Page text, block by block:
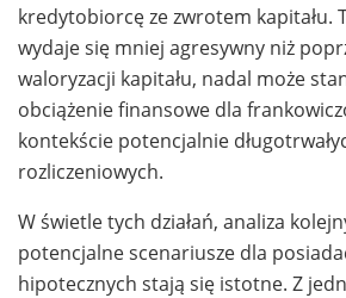
kredytobiorcę ze zwrotem kapitału.
wydaje się mniej agresywny niż
waloryzacji kapitału, nadal może
obciążenie finansowe dla
kontekście potencjalnie
rozliczeniowych.
W świetle tych działań, analiza
potencjalne scenariusze dla
hipotecznych stają się istotne. Z